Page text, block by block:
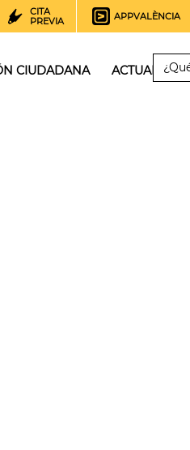
CITA
PREVIA
APPVALÈNCIA
CIUDADANA ACTUALIDAD